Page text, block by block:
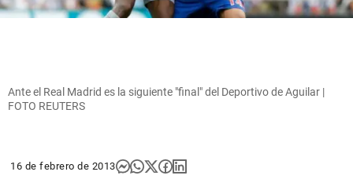
Ante el Real Madrid es la siguiente "final" del Deportivo de Aguilar |
FOTO REUTERS
16 de febrero de 2013